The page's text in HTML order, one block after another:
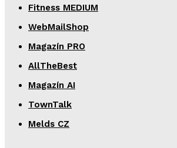
Fitness MEDIUM
WebMailShop
Magazín PRO
AllTheBest
Magazín AI
TownTalk
Melds CZ